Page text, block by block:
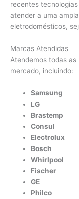
recentes
atender a uma
eletrodomésticos,
Marcas Atendidas
Atendemos todas
mercado, incluindo:
Samsung
LG
Brastemp
Consul
Electrolux
Bosch
Whirlpool
Fischer
GE
Philco